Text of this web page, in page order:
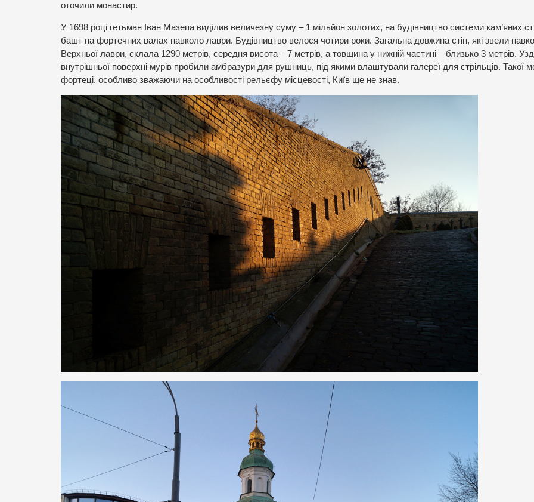
оточили монастир.
У 1698 році гетьман Іван Мазепа виділив величезну суму – 1 мільйон золотих, на будівництво системи кам’яних
башт на фортечних валах навколо лаври. Будівництво велося чотири роки. Загальна довжина стін, які звели
Верхньої лаври, склала 1290 метрів, середня висота – 7 метрів, а товщина у нижній частині – близько 3 метрів.
внутрішньої поверхні мурів пробили амбразури для рушниць, під якими влаштували галереї для стрільців. Такої
фортеці, особливо зважаючи на особливості рельєфу місцевості, Київ ще не знав.